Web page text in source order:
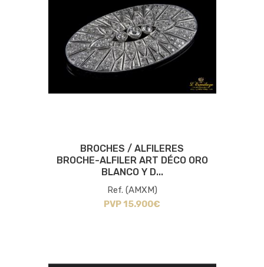
BROCHES / ALFILERES
BROCHE-ALFILER ART DÉCO ORO
BLANCO Y D...
Ref. (AMXM)
PVP 15.900€